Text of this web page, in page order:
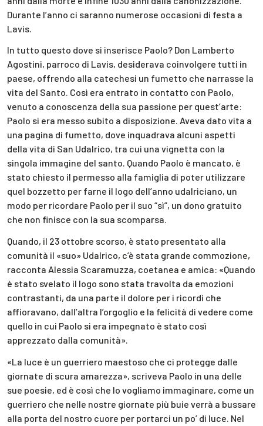
Durante l’anno ci saranno numerose occasioni di festa a
Lavis.
In tutto questo dove si inserisce Paolo? Don Lamberto
Agostini, parroco di Lavis, desiderava coinvolgere tutti in
paese, offrendo alla catechesi un fumetto che narrasse la
vita del Santo. Così era entrato in contatto con Paolo,
venuto a conoscenza della sua passione per quest’arte:
Paolo si era messo subito a disposizione. Aveva dato vita a
una pagina di fumetto, dove inquadrava alcuni aspetti
della vita di San Udalrico, tra cui una vignetta con la
singola immagine del santo. Quando Paolo è mancato, è
stato chiesto il permesso alla famiglia di poter utilizzare
quel bozzetto per farne il logo dell’anno udalriciano, un
modo per ricordare Paolo per il suo “sì”, un dono gratuito
che non finisce con la sua scomparsa.
Quando, il 23 ottobre scorso, è stato presentato alla
comunità il «suo» Udalrico, c’è stata grande commozione,
racconta Alessia Scaramuzza, coetanea e amica: «Quando
è stato svelato il logo sono stata travolta da emozioni
contrastanti, da una parte il dolore per i ricordi che
affioravano, dall’altra l’orgoglio e la felicità di vedere come
quello in cui Paolo si era impegnato è stato così
apprezzato dalla comunità».
«La luce è un guerriero maestoso che ci protegge dalle
giornate di scura amarezza», scriveva Paolo in una delle
sue poesie, ed è così che lo vogliamo immaginare, come un
guerriero che nelle nostre giornate più buie verrà a bussare
alla porta del nostro cuore per portarci un po’ di luce. Nel